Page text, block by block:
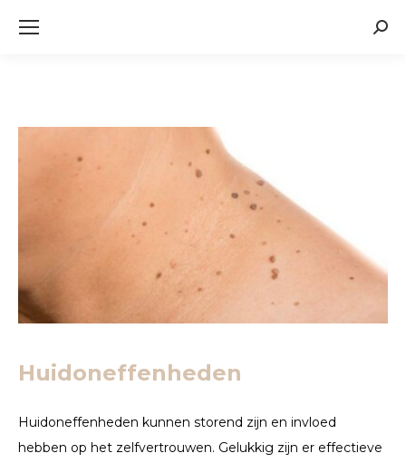
Huidoneffenheden
Huidoneffenheden kunnen storend zijn en invloed
hebben op het zelfvertrouwen. Gelukkig zijn er effectieve